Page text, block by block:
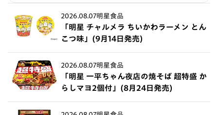
2026.08.07明星食品
「明星 チャルメラ ちいかわラーメン とん
こつ味」(9月14日発売)
2026.08.07明星食品
「明星 一平ちゃん夜店の焼そば 超特盛 か
らしマヨ2個付」(8月24日発売)